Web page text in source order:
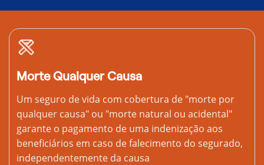
Morte Qualquer Causa
Um seguro de vida com cobertura de "morte por
qualquer causa" ou "morte natural ou acidental"
garante o pagamento de uma indenização aos
beneficiários em caso de falecimento do segurado,
independentemente da causa